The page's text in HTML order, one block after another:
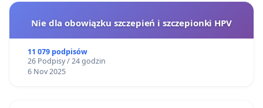
Nie dla obowiązku szczepień i szczepionki HPV
11 079 podpisów
26 Podpisy / 24 godzin
6 Nov 2025